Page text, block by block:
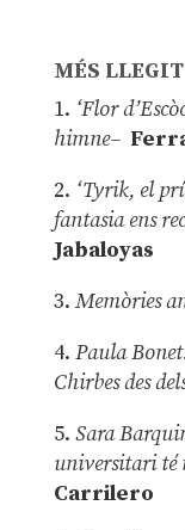
MÉS LLEGIT
1. ‘Flor
himne–
2. ‘Tyrik, el
fantasia ens
Jabaloyas
3. Memòries
4. Paula
Chirbes des
5. Sara
universitari té
Carrilero